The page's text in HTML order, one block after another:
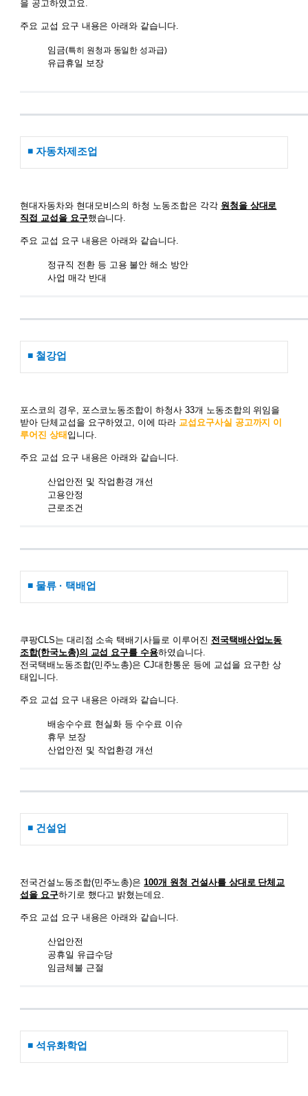
을 공고하였고요.
주요 교섭 요구 내용은 아래와 같습니다.
임금(특히 원청과 동일한 성과급)
유급휴일 보장
◾ 자동차제조업
현대자동차와 현대모비스의 하청 노동조합은 각각 원청을 상대로
직접 교섭을 요구했습니다.
주요 교섭 요구 내용은 아래와 같습니다.
정규직 전환 등 고용 불안 해소 방안
사업 매각 반대
◾ 철강업
포스코의 경우, 포스코노동조합이 하청사 33개 노동조합의 위임을
받아 단체교섭을 요구하였고, 이에 따라 교섭요구사실 공고까지 이
루어진 상태 입니다.
주요 교섭 요구 내용은 아래와 같습니다.
산업안전 및 작업환경 개선
고용안정
근로조건
◾ 물류 · 택배업
쿠팡CLS는 대리점 소속 택배기사들로 이루어진 전국택배산업노동
조합(한국노총)의 교섭 요구를 수용하였습니다.
전국택배노동조합(민주노총)은 CJ대한통운 등에 교섭을 요구한 상
태입니다.
주요 교섭 요구 내용은 아래와 같습니다.
배송수수료 현실화 등 수수료 이슈
휴무 보장
산업안전 및 작업환경 개선
◾ 건설업
전국건설노동조합(민주노총)은100개 원청 건설사를 상대로 단체교
섭을 요구하기로 했다고 밝혔는데요.
주요 교섭 요구 내용은 아래와 같습니다.
산업안전
공휴일 유급수당
임금체불 근절
◾ 석유화학업